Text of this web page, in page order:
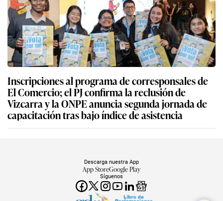
Inscripciones al programa de corresponsales de
El Comercio; el PJ confirma la reclusión de
Vizcarra y la ONPE anuncia segunda jornada de
capacitación tras bajo índice de asistencia
Síguenos
Descarga nuestra App
App StoreGoogle Play